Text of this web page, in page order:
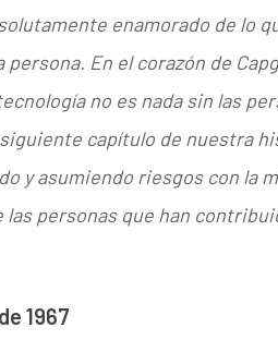
enamorado de lo
persona. En el corazón de
no es nada sin las
capítulo de nuestra
y asumiendo riesgos con la
las personas que han
1967